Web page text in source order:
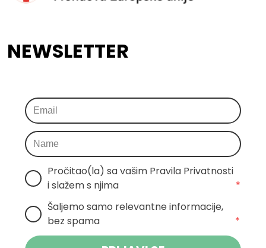
NEWSLETTER
Pročitao(la) sa vašim Pravila Privatnosti
i slažem s njima
*
Šaljemo samo relevantne informacije,
bez spama
*